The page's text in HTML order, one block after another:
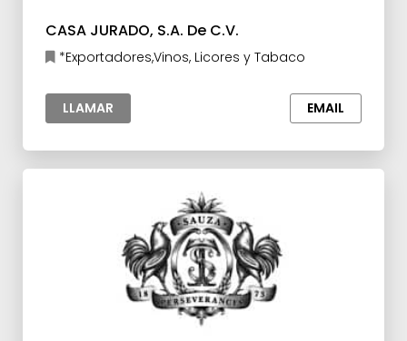
CASA JURADO, S.A. De C.V.
*Exportadores,Vinos, Licores y Tabaco
LLAMAR EMAIL